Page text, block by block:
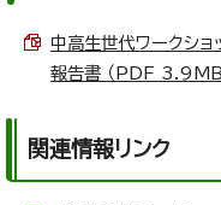
中高生世代ワークシ
報告書 （PDF 3.9MB
関連情報リンク